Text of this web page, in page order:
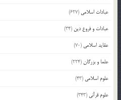
عبادات اسلامی (627)
عبادات و فروع دین (34)
عقاید اسلامی (70)
علما و بزرگان(224)
علوم اسلامی (43)
علوم قرآنی (343)